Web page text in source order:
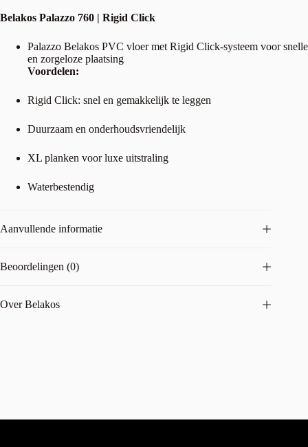
Belakos Palazzo 760 | Rigid Click
Palazzo Belakos PVC vloer met Rigid Click-systeem voor snelle
en zorgeloze plaatsing
Voordelen:
Rigid Click: snel en gemakkelijk te leggen
Duurzaam en onderhoudsvriendelijk
XL planken voor luxe uitstraling
Waterbestendig
Aanvullende informatie
Beoordelingen (0)
Over Belakos